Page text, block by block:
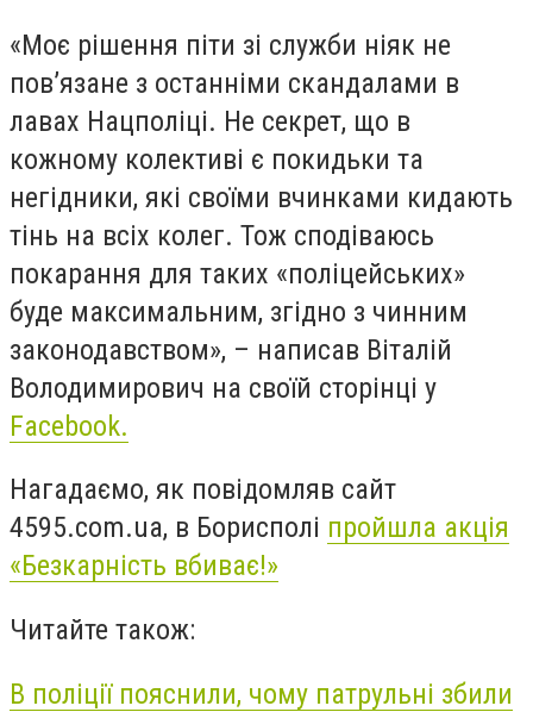
«Моє рішення піти зі служби ніяк не
пов’язане з останніми скандалами в
лавах Нацполіці. Не секрет, що в
кожному колективі є покидьки та
негідники, які своїми вчинками кидають
тінь на всіх колег. Тож сподіваюсь
покарання для таких «поліцейських»
буде максимальним, згідно з чинним
законодавством», – написав Віталій
Володимирович на своїй сторінці у
Facebook.
Нагадаємо, як повідомляв сайт
4595.com.ua, в Борисполі пройшла акція
«Безкарність вбиває!»
Читайте також:
В поліції пояснили, чому патрульні збили